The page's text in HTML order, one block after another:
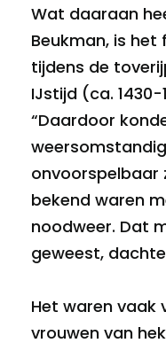
Wat daaraan
Beukman, is
tijdens de
IJstijd (ca.
“Daardoor
onvoorspelbaar
bekend waren
noodweer. Dat
geweest,
Het waren vaak
vrouwen van